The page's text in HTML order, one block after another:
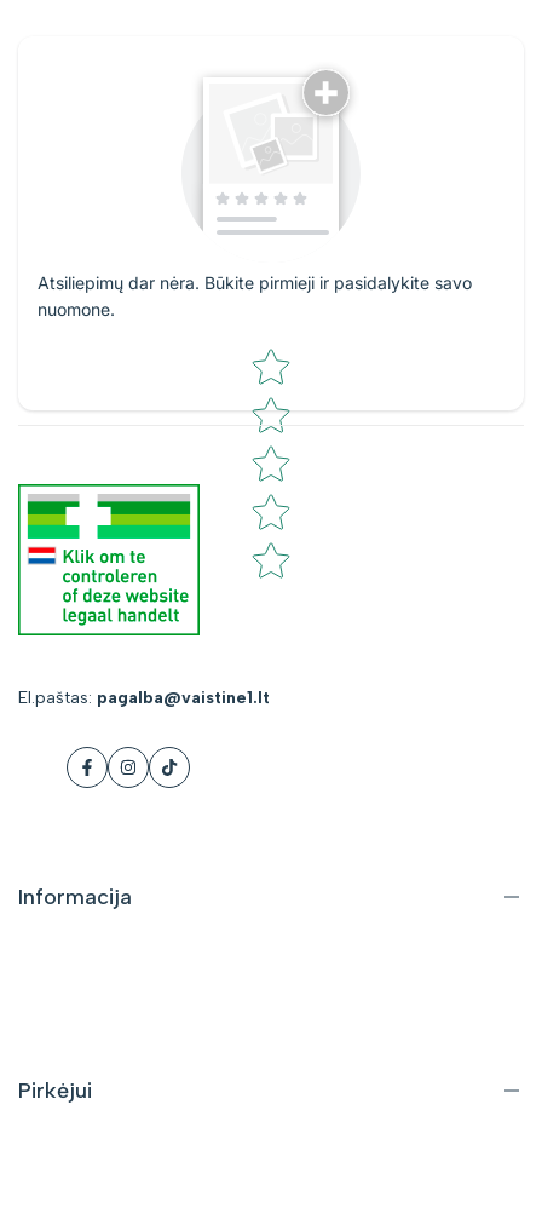
Atsiliepimų dar nėra. Būkite pirmieji ir pasidalykite savo
nuomone.
Star rating
El.paštas: pagalba@vaistine1.lt
Facebook
Instagram
Tiktok
Informacija
Pirkėjui